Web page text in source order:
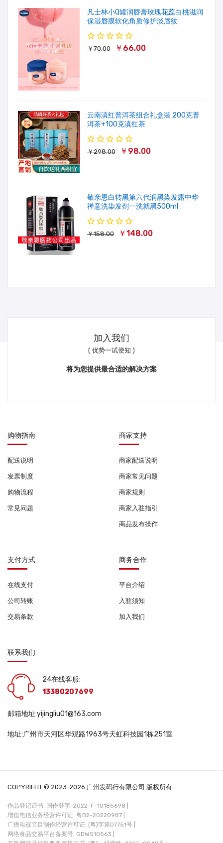
凡士林小Q罐润唇膏玫瑰花蕊白桃滋润
保湿唇膜软化角质修护淡唇纹
￥70.00 ￥66.00
云南滇红普洱茶组合礼盒装 200克普
洱茶+100克滇红茶
￥298.00 ￥98.00
敬亲恩白转黑第六代润黑染发露中华
禅意洗染发剂一洗就黑500ml
￥158.00 ￥148.00
加入我们
( 优势一试便知 )
将为您提供最合适的解决方案
购物指南
配送说明
发票制度
购物流程
常见问题
商家支持
商家配送说明
商家常见问题
商家规则
商家入驻指引
商品发布操作
支付方式
在线支付
公司转账
交易条款
商务合作
平台介绍
入驻须知
加入我们
联系我们
24在线客服:
13380207699
邮箱地址:yijingliu01@163.com
地址:广州市天河区华观路1963号天虹科技园1栋251室
COPYRIFHT © 2023-2026 广州发码行有限公司 版权所有
作品登记证书: 国作登字-2022-F-10185698 |
增值电信业务经营许可证: 粤B2-20220987 |
广播电视节目制作经营许可证: (粤)字第07751号 |
网络食品交易平台备案号: GDWS10563 |